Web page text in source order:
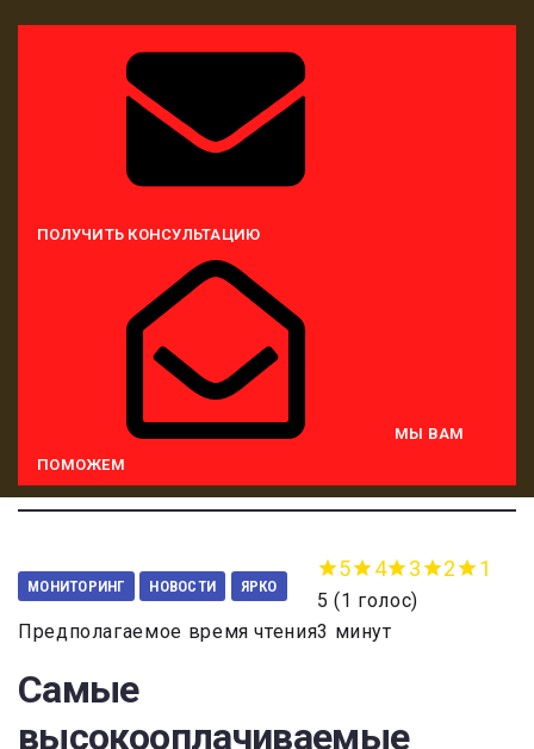
ПОЛУЧИТЬ КОНСУЛЬТАЦИЮ
МЫ ВАМ
ПОМОЖЕМ
МОНИТОРИНГ НОВОСТИ ЯРКО
5 4 3 2 1
5 (1 голос)
Предполагаемое время чтения3 минут
Самые
высокооплачиваемые